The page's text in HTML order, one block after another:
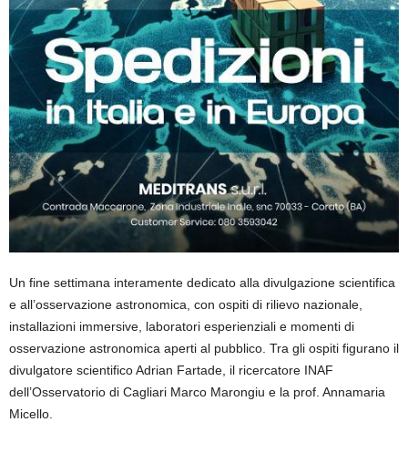
Un fine settimana interamente dedicato alla divulgazione scientifica
e all’osservazione astronomica, con ospiti di rilievo nazionale,
installazioni immersive, laboratori esperienziali e momenti di
osservazione astronomica aperti al pubblico. Tra gli ospiti figurano il
divulgatore scientifico Adrian Fartade, il ricercatore INAF
dell’Osservatorio di Cagliari Marco Marongiu e la prof. Annamaria
Micello.